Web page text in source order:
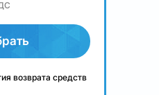
возврата средств